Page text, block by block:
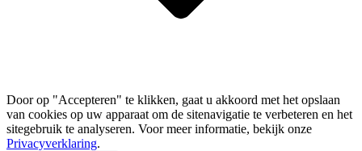
Door op "Accepteren" te klikken, gaat u akkoord met het opslaan
van cookies op uw apparaat om de sitenavigatie te verbeteren en het
sitegebruik te analyseren. Voor meer informatie, bekijk onze
Privacyverklaring.